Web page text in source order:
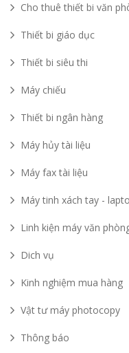
Cho thuê thiết bi văn
Thiết bi giáo dục
Thiết bi siêu thi
Máy chiếu
Thiết bi ngân hàng
Máy hủy tài liệu
Máy fax tài liệu
Máy tinh xách tay -
Linh kiện máy văn
Dich vụ
Kinh nghiệm mua hàng
Vật tư máy photocopy
Thông báo